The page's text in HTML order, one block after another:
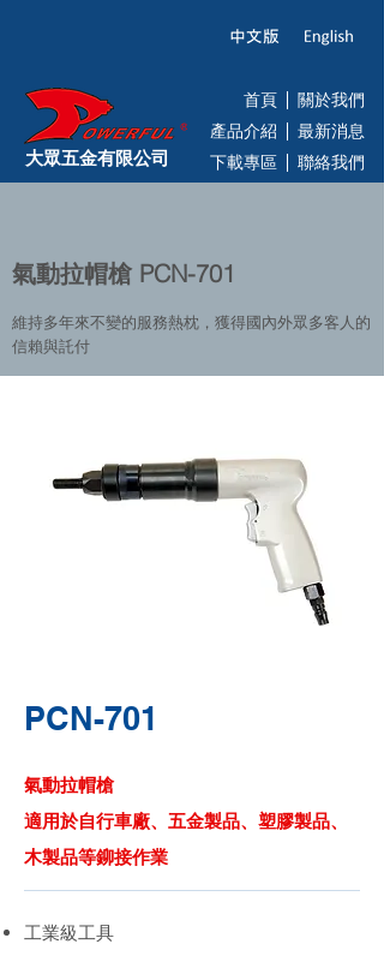
大眾五金有限公司
首頁
關於我們
產品介紹
最新消息
下載專區
聯絡我們
氣動拉帽槍 PCN-701
維持多年來不變的服務熱枕，獲得國內外眾多客人的
信賴與託付
PCN-701
氣動拉帽槍
適用於自行車廠、五金製品、塑膠製品、
木製品等鉚接作業
工業級工具